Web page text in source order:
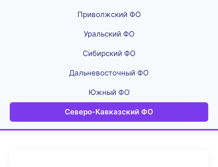
Приволжский ФО
Уральский ФО
Сибирский ФО
Дальневосточный ФО
Южный ФО
Северо-Кавказский ФО